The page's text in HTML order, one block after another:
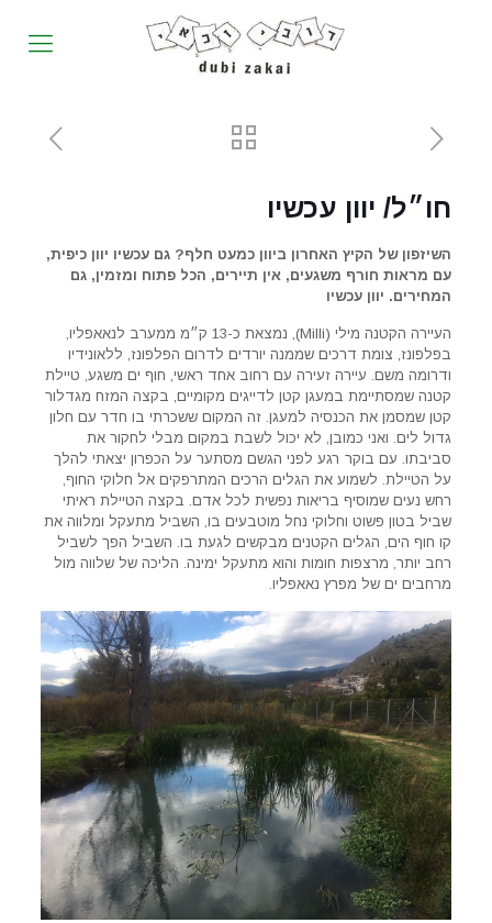
חו״ל/ יוון עכשיו
השיזפון של הקיץ האחרון ביוון כמעט חלף? גם עכשיו יוון כיפית,
עם מראות חורף משגעים, אין תיירים, הכל פתוח ומזמין, גם
המחירים. יוון עכשיו
העיירה הקטנה מילי (Milli), נמצאת כ-13 ק״מ ממערב לנאאפליו,
בפלפונז, צומת דרכים שממנה יורדים לדרום הפלפונז, ללאונידיו
ודרומה משם. עיירה זעירה עם רחוב אחד ראשי, חוף ים משגע, טיילת
קטנה שמסתיימת במעגן קטן לדייגים מקומיים, בקצה המזח מגדלור
קטן שמסמן את הכנסיה למעגן. זה המקום ששכרתי בו חדר עם חלון
גדול לים. ואני כמובן, לא יכול לשבת במקום מבלי לחקור את
סביבתו. עם בוקר רגע לפני הגשם מסתער על הכפרון יצאתי להלך
על הטיילת. לשמוע את הגלים הרכים המתרפקים אל חלוקי החוף,
רחש נעים שמוסיף בריאות נפשית לכל אדם. בקצה הטיילת ראיתי
שביל בטון פשוט וחלוקי נחל מוטבעים בו, השביל מתעקל ומלווה את
קו חוף הים, הגלים הקטנים מבקשים לגעת בו. השביל הפך לשביל
רחב יותר, מרצפות חומות והוא מתעקל ימינה. הליכה של שלווה מול
מרחבים ים של מפרץ נאאפליו.